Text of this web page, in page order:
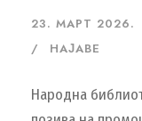
23. МАРТ 2026.
НАЈАВЕ
Народна